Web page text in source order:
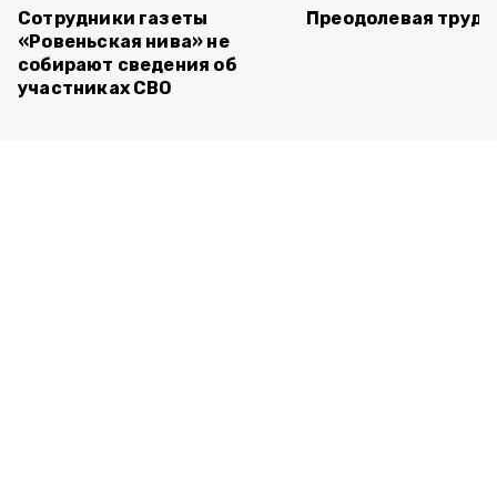
Сотрудники газеты
«Ровеньская нива» не
собирают сведения об
участниках СВО
Преодолевая